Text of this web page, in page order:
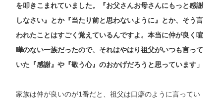
を叩きこまれていました。『お父さんお母さんにもっと感謝
しなさい』とか『当たり前と思わないように』とか、そう言
われたことはすごく覚えているんですよ。本当に仲が良く喧
嘩のない一族だったので、それはやはり祖父がいつも言って
いた『感謝』や『敬う心』のおかげだろうと思っています」
家族は仲が良いのが1番だと、祖父は口癖のように言ってい